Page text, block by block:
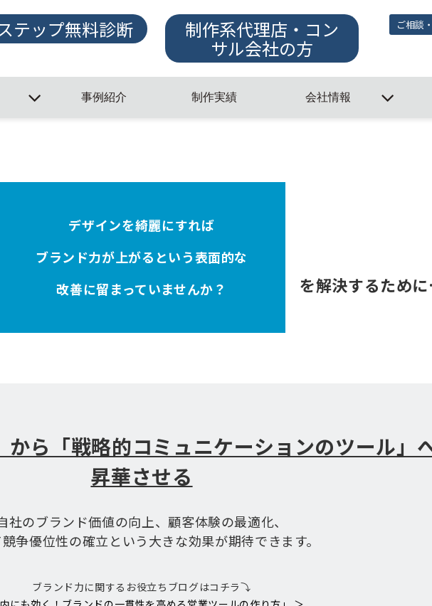
テップ無料診断 制作系代理店・コン
サル会社の方
ご相談
事例紹介 制作実績 会社情報
デザインを綺麗にすれば
ブランド力が上がるという表面的な
改善に留まっていませんか？
を解決するため
ら「戦略的コミュニケーションのツール」
昇華させる
社のブランド価値の向上、顧客体験の最適化、
争優位性の確立という大きな効果が期待できます。
ブランド力に関するお役立ちブログはコチラ⤵